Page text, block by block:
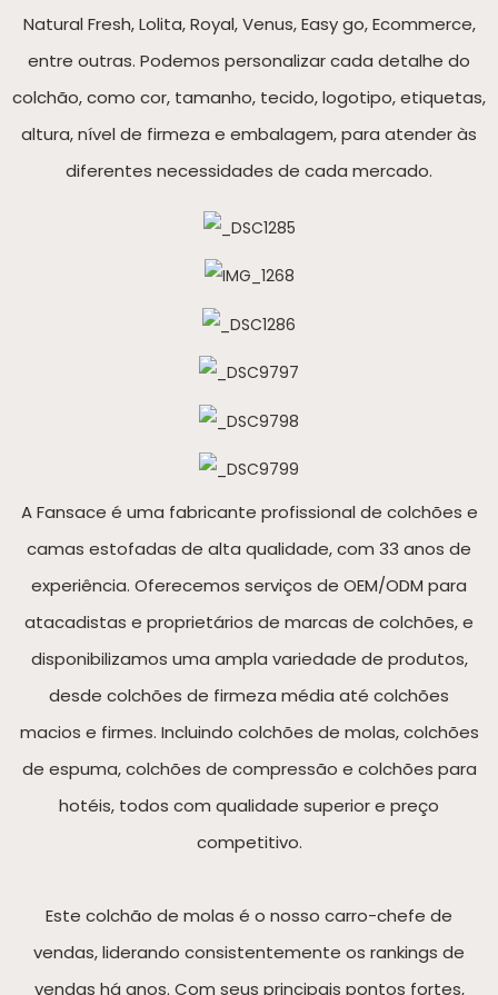
Natural Fresh, Lolita, Royal, Venus, Easy go, Ecommerce,
entre outras. Podemos personalizar cada detalhe do
colchão, como cor, tamanho, tecido, logotipo, etiquetas,
altura, nível de firmeza e embalagem, para atender às
diferentes necessidades de cada mercado.
A Fansace é uma fabricante profissional de colchões e
camas estofadas de alta qualidade, com 33 anos de
experiência. Oferecemos serviços de OEM/ODM para
atacadistas e proprietários de marcas de colchões, e
disponibilizamos uma ampla variedade de produtos,
desde colchões de firmeza média até colchões
macios e firmes. Incluindo colchões de molas, colchões
de espuma, colchões de compressão e colchões para
hotéis, todos com qualidade superior e preço
competitivo.
Este colchão de molas é o nosso carro-chefe de
vendas, liderando consistentemente os rankings de
vendas há anos. Com seus principais pontos fortes,